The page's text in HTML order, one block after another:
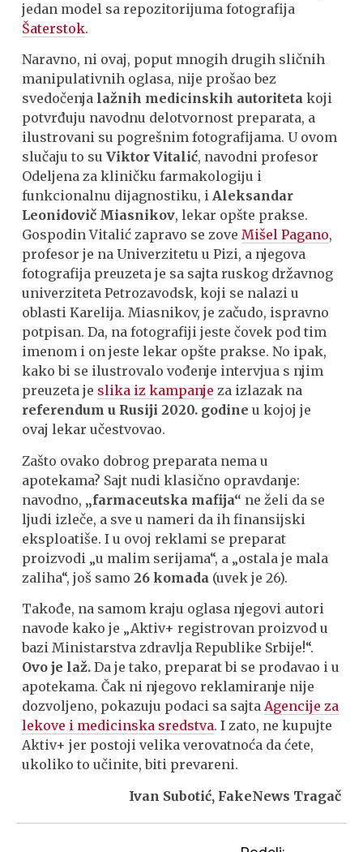
jedan model sa repozitorijuma fotografija
Šaterstok.
Naravno, ni ovaj, poput mnogih drugih sličnih
manipulativnih oglasa, nije prošao bez
svedočenja lažnih medicinskih autoriteta koji
potvrđuju navodnu delotvornost preparata, a
ilustrovani su pogrešnim fotografijama. U ovom
slučaju to suViktor Vitalić, navodni profesor
Odeljena za kliničku farmakologiјu i
funkcionalnu diјagnostiku, iAleksandar
Leonidovič Miasnikov, lekar opšte prakse.
Gospodin Vitalić zapravo se zoveMišel Pagano,
profesor je na Univerzitetu u Pizi, a njegova
fotografija preuzeta je sa sajta ruskog državnog
univerziteta Petrozavodsk, koji se nalazi u
oblasti Karelija. Miasnikov, je začudo, ispravno
potpisan. Da, na fotografiji jeste čovek pod tim
imenom i on jeste lekar opšte prakse. No ipak,
kako bi se ilustrovalo vođenje intervjua s njim
preuzeta je slika iz kampanje za izlazak na
referendum u Rusiji 2020. godine u kojoj je
ovaj lekar učestvovao.
Zašto ovako dobrog preparata nema u
apotekama? Sajt nudi klasično opravdanje:
navodno, „farmaceutska mafija“ ne želi da se
ljudi izleče, a sve u nameri da ih finansijski
eksploatiše. I u ovoj reklami se preparat
proizvodi „u malim serijama“, a „ostala je mala
zaliha“, još samo26 komada (uvek je 26).
Takođe, na samom kraju oglasa njegovi autori
navode kako je „Aktiv+ registrovan proizvod u
bazi Ministarstva zdravlja Republike Srbije!“.
Ovo je laž. Da je tako, preparat bi se prodavao i u
apotekama. Čak ni njegovo reklamiranje nije
dozvoljeno, pokazuju podaci sa sajtaAgencije za
lekove i medicinska sredstva. I zato, ne kupujte
Aktiv+ jer postoji velika verovatnoća da ćete,
ukoliko to učinite, biti prevareni.
Ivan Subotić, FakeNews Tragač